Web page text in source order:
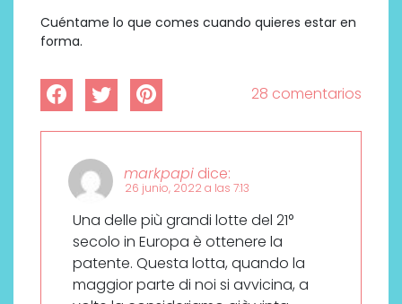
Cuéntame lo que comes cuando quieres estar en
forma.
28 comentarios
markpapi dice:
26 junio, 2022 a las 7:13
Una delle più grandi lotte del 21°
secolo in Europa è ottenere la
patente. Questa lotta, quando la
maggior parte di noi si avvicina, a